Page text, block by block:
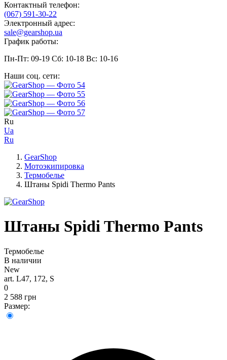
Контактный телефон:
(067) 591-30-22
Электронный адрес:
sale@gearshop.ua
График работы:
Пн-Пт: 09-19 Сб: 10-18 Вс: 10-16
Наши соц. сети:
Ru
Ua
Ru
GearShop
Мотоэкипировка
Термобелье
Штаны Spidi Thermo Pants
Штаны Spidi Thermo Pants
Термобелье
В наличии
New
art. L47, 172, S
0
2 588 грн
Размер: